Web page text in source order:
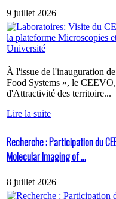
9 juillet 2026
À l'issue de l'inauguration
Food Systems », le
d'Attractivité des territoire...
Lire la suite
Recherche : Participation du
Molecular Imaging of ...
8 juillet 2026